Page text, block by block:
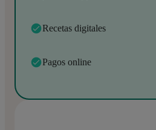
Recetas digitales
Pagos online